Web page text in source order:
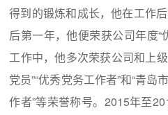
得到的锻炼和成长，他在工作
后第一年，他便荣获公司年度“
工作中，他多次荣获公司和上
党员”“优秀党务工作者”和“青
作者”等荣誉称号。2015年至